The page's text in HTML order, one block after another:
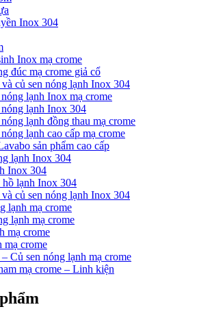
Inox 304
Inox mạ crome
đúc mạ crome giả cổ
củ sen nóng lạnh Inox 304
lạnh Inox mạ crome
lạnh Inox 304
lạnh đồng thau mạ crome
lạnh cao cấp mạ crome
sản phẩm cao cấp
lạnh Inox 304
Inox 304
lạnh Inox 304
củ sen nóng lạnh Inox 304
lạnh mạ crome
lạnh mạ crome
mạ crome
mạ crome
Củ sen nóng lạnh mạ crome
mạ crome – Linh kiện